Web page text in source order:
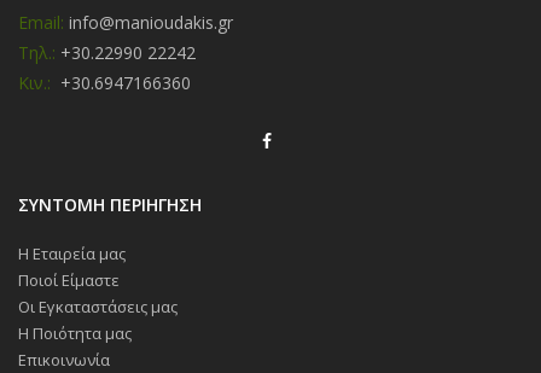
Email: info@manioudakis.gr
Τηλ.: +30.22990 22242
Κιν.: +30.6947166360
ΣΥΝΤΟΜΗ ΠΕΡΙΗΓΗΣΗ
Η Εταιρεία μας
Ποιοί Είμαστε
Οι Εγκαταστάσεις μας
Η Ποιότητα μας
Επικοινωνία